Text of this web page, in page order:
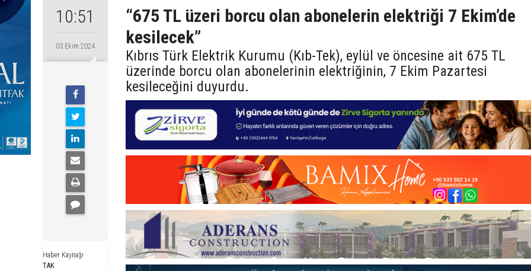
10:51
03 Ekim 2024
Haber Kaynağı
TAK
“675 TL üzeri borcu olan abonelerin elektriği 7 Ekim’de
kesilecek”
Kıbrıs Türk Elektrik Kurumu (Kıb-Tek), eylül ve öncesine ait 675 TL
üzerinde borcu olan abonelerinin elektriğinin, 7 Ekim Pazartesi
kesileceğini duyurdu.